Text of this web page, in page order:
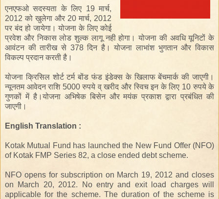
एनएफओ सदस्यता के लिए 19 मार्च,
2012 को खुलेगा और 20 मार्च, 2012
पर बंदहो जायेगा।योजना के लिए कोई
प्रवेश और निकास लोड शुल्क लागूनहीहोगा ।योजना की अवधियूनिटों के
आवंटन की तारीख से 378 दिन है।योजना लाभांश भुगतान और विकास
विकल्प प्रदान करती है।
योजना क्रिसिल शोर्ट टर्म बोंड फंड इंडेक्स के खिलाफ बेंचमार्क की जाएगी।
न्यूनतम आवेदन राशि 5000 रुपये व्खरीद और स्विच इन के लिए 10 रुपये के
गुणकों में है।योजना अभिषेक बिसेन और मयंक प्रकाश द्वारा प्रबंधित की
जाएगी।
English Translation :
Kotak Mutual Fund has launched the New Fund Offer (NFO)
of Kotak FMP Series 82, a close ended debt scheme.
NFO opens for subscription on March 19, 2012 and closes
on March 20, 2012. No entry and exit load charges will
applicable for the scheme. The duration of the scheme is